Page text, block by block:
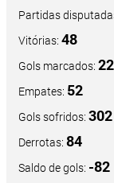
Partidas
Vitórias: 48
Gols marcados:
Empates: 52
Gols sofridos: 302
Derrotas: 84
Saldo de gols: -82